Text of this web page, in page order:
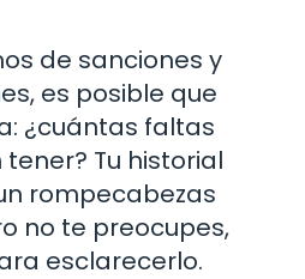
de sanciones y
es posible que
¿cuántas faltas
Tu historial
rompecabezas
no te preocupes,
esclarecerlo.